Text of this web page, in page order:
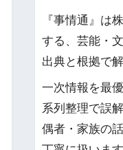
『事情通』は
する、芸能・
出典と根拠で
一次情報を最
系列整理で誤
偶者・家族の